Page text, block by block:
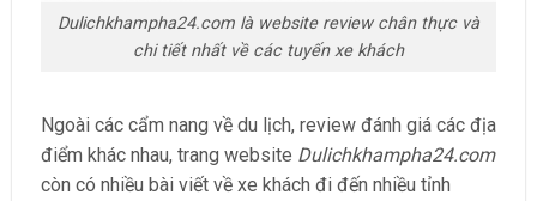
Dulichkhampha24.com là website review chân thực và
chi tiết nhất về các tuyến xe khách
Ngoài các cẩm nang về du lịch, review đánh giá các địa
điểm khác nhau, trang website Dulichkhampha24.com
còn có nhiều bài viết về xe khách đi đến nhiều tỉnh